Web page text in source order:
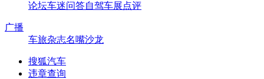
论坛车迷问答自驾车展点评
广播
车旅杂志名嘴沙龙
搜狐汽车
违章查询